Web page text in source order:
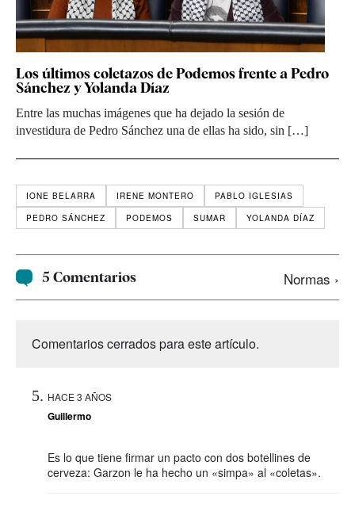
Los últimos coletazos de Podemos frente a Pedro
Sánchez y Yolanda Díaz
Entre las muchas imágenes que ha dejado la sesión de
investidura de Pedro Sánchez una de ellas ha sido, sin […]
IONE BELARRA IRENE MONTERO
PABLO IGLESIAS
PEDRO SÁNCHEZ
PODEMOS SUMAR YOLANDA DÍAZ
5 Comentarios Normas ›
Comentarios cerrados para este artículo.
HACE 3 AÑOS
Guillermo
Es lo que tiene firmar un pacto con dos botellines de
cerveza: Garzon le ha hecho un «simpa» al «coletas».